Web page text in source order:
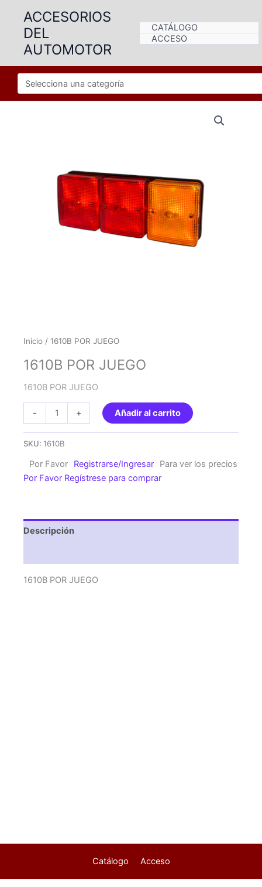
contenido
ACCESORIOS
DEL
AUTOMOTOR
CATÁLOGO
ACCESO
Inicio / 1610B POR JUEGO
1610B POR JUEGO
1610B POR JUEGO
-
POR
+ Añadir al carrito
SKU: 1610B
Por Favor Registrarse/Ingresar
Para ver los precios
Por Favor Regístrese para comprar
Descripción
1610B POR JUEGO
Catálogo Acceso